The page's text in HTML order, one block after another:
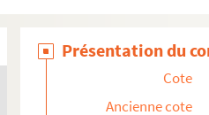
généraux Présentation du
Cote
Ancienne cote